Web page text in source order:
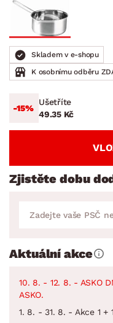
Skladem v e-shopu
K osobnímu odběru
-15%
Ušetříte
49.35 Kč
Zjistěte dobu
Aktuální akce
10. 8. - 12. 8. - ASKO
ASKO.
1. 8. - 31. 8. - Akce 1 +